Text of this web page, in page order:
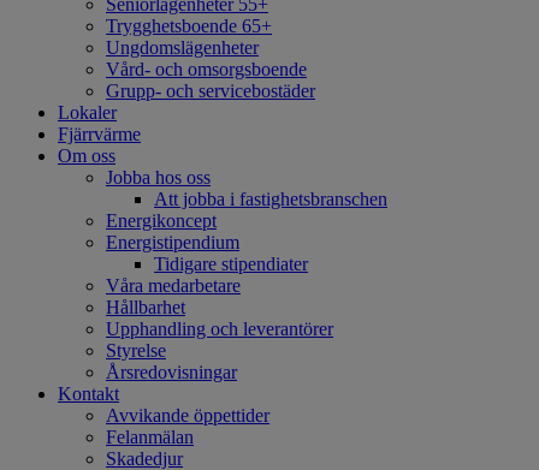
Seniorlägenheter 55+
Trygghetsboende 65+
Ungdomslägenheter
Vård- och omsorgsboende
Grupp- och servicebostäder
Lokaler
Fjärrvärme
Om oss
Jobba hos oss
Att jobba i fastighetsbranschen
Energikoncept
Energistipendium
Tidigare stipendiater
Våra medarbetare
Hållbarhet
Upphandling och leverantörer
Styrelse
Årsredovisningar
Kontakt
Avvikande öppettider
Felanmälan
Skadedjur